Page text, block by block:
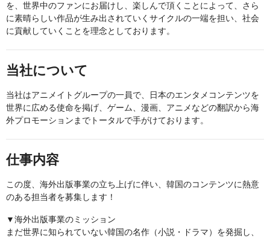
を、世界中のファンにお届けし、楽しんで頂くことによって、さら
に素晴らしい作品が生み出されていくサイクルの一端を担い、社会
に貢献していくことを理念としております。
当社について
当社はアニメイトグループの一員で、日本のエンタメコンテンツを
世界に広める使命を掲げ、ゲーム、漫画、アニメなどの翻訳から海
外プロモーションまでトータルで手がけております。
仕事内容
この度、海外出版事業の立ち上げに伴い、韓国のコンテンツに熱意
のある担当者を募集します！
▼海外出版事業のミッション
まだ世界に知られていない韓国の名作（小説・ドラマ）を発掘し、